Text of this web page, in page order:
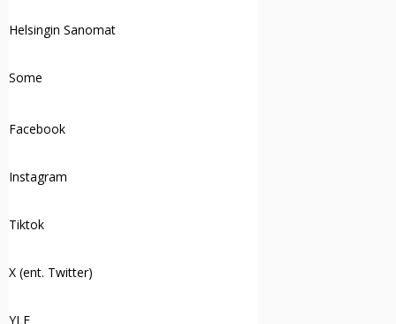
Helsingin Sanomat
Some
Facebook
Instagram
Tiktok
X (ent. Twitter)
YLE